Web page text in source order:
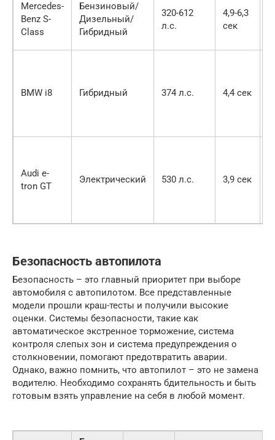
Mercedes-
Benz S-
Class
Бензиновый/
Дизельный/
Гибридный
320-612
л.с.
4,9-6,3
сек
BMW i8 Гибридный 374 л.с. 4,4 сек
Audi e-
tron GT
Электрический 530 л.с. 3,9 сек
Безопасность автопилота
Безопасность – это главный приоритет при выборе
автомобиля с автопилотом. Все представленные
модели прошли краш-тесты и получили высокие
оценки. Системы безопасности, такие как
автоматическое экстренное торможение, система
контроля слепых зон и система предупреждения о
столкновении, помогают предотвратить аварии.
Однако, важно помнить, что автопилот – это не замена
водителю. Необходимо сохранять бдительность и быть
готовым взять управление на себя в любой момент.